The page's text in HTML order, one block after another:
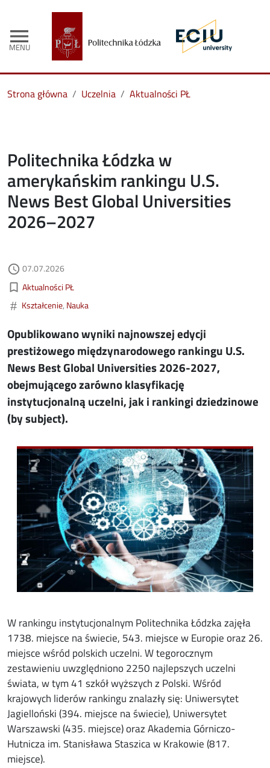
menu
MENU
Strona główna Uczelnia Aktualności PŁ
Politechnika Łódzka w
amerykańskim rankingu U.S.
News Best Global Universities
2026–2027
access_time Data dodania
07.07.2026
bookmark_border Kategorie aktualności
Aktualności PŁ
# Kształcenie Nauka
Opublikowano wyniki najnowszej edycji
prestiżowego międzynarodowego rankingu U.S.
News Best Global Universities 2026-2027,
obejmującego zarówno klasyfikację
instytucjonalną uczelni, jak i rankingi dziedzinowe
(by subject).
Image
W rankingu instytucjonalnym Politechnika Łódzka zajęła
1738. miejsce na świecie, 543. miejsce w Europie oraz 26.
miejsce wśród polskich uczelni. W tegorocznym
zestawieniu uwzględniono 2250 najlepszych uczelni
świata, w tym 41 szkół wyższych z Polski. Wśród
krajowych liderów rankingu znalazły się: Uniwersytet
Jagielloński (394. miejsce na świecie), Uniwersytet
Warszawski (435. miejsce) oraz Akademia Górniczo-
Hutnicza im. Stanisława Staszica w Krakowie (817.
miejsce).